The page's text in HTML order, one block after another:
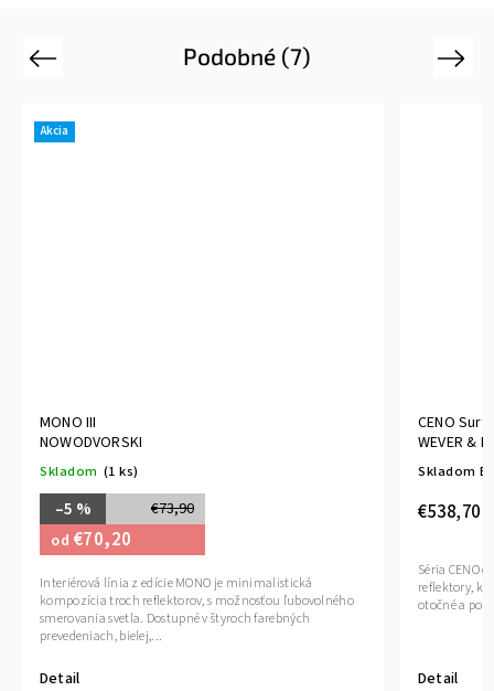
Podobné (7)
Previous
Akcia
MONO III
NOWODVORSKI
Skladom (1 ks)
€73,90
–5 %
od €70,20
Detail
Interiérová línia z edície MONO je minimalistická
kompozícia troch reflektorov, s možnosťou ľubovolného
smerovania svetla. Dostupné v štyroch farebných
prevedeniach, bielej,...
CENO
WEVER &
Skladom
€538,70
Detail
Séria CENO
reflektory,
otočné a
Next